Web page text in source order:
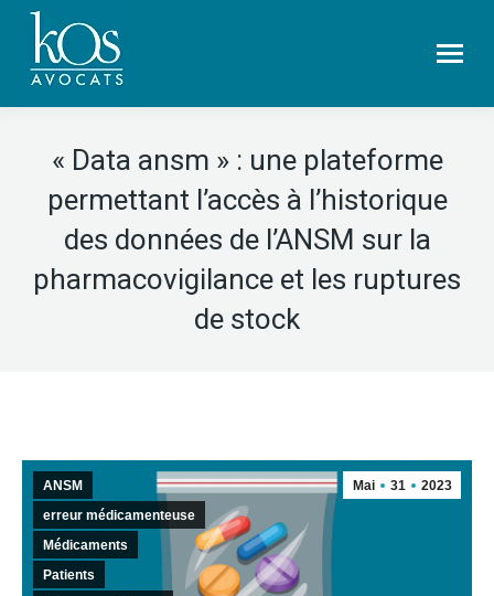
« Data ansm » : une plateforme
permettant l’accès à l’historique
des données de l’ANSM sur la
pharmacovigilance et les ruptures
de stock
Mai 31 2023
ANSM
erreur médicamenteuse
Médicaments
Patients